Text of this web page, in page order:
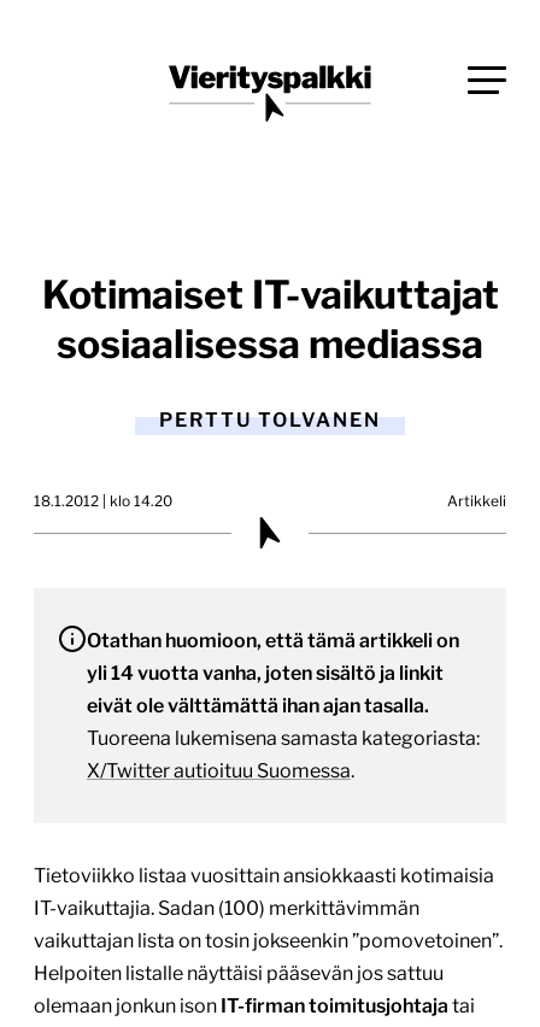
Vierityspalkki.fi
Kotimaiset IT-vaikuttajat
sosiaalisessa mediassa
PERTTU TOLVANEN
18.1.2012 | klo 14.20 Artikkeli
Otathan huomioon, että tämä artikkeli on
yli 14 vuotta vanha, joten sisältö ja linkit
eivät ole välttämättä ihan ajan tasalla.
Tuoreena lukemisena samasta kategoriasta:
X/Twitter autioituu Suomessa.
Tietoviikko listaa vuosittain ansiokkaasti kotimaisia
IT-vaikuttajia. Sadan (100) merkittävimmän
vaikuttajan lista on tosin jokseenkin ”pomovetoinen”.
Helpoiten listalle näyttäisi pääsevän jos sattuu
olemaan jonkun ison IT-firman toimitusjohtaja tai